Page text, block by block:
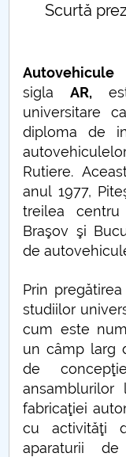
Consiliul de
Admitere
Români de
Senat
Facultăți
Studenți
Ghiduri pentru
Relații Publice
Relații
PNRR
Proiect PRIM
Scurtă
sigla AR,
universitare
diploma de
Rutiere.
anul 1977,
treilea
Braşov şi
de
Prin
studiilor
cum este
un câmp larg
de
ansamblurilor
fabricaţiei
cu activităţi
aparaturii